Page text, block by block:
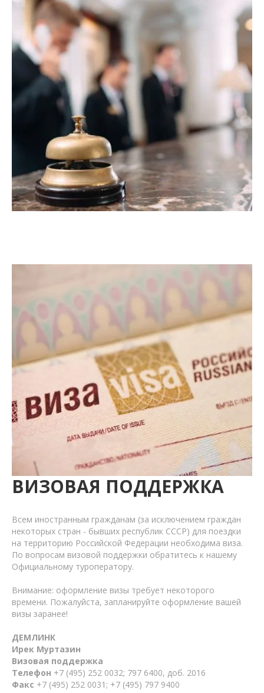
ВИЗОВАЯ ПОДДЕРЖКА
Всем иностранным гражданам (за исключением граждан
некоторых стран - бывших республик СССР) для поездки
на территорию Российской Федерации необходима виза.
По вопросам визовой поддержки обратитесь к нашему
Официальному туроператору.
Внимание: оформление визы требует некоторого
времени. Пожалуйста, запланируйте оформление вашей
визы заранее!
ДЕМЛИНК
Ирек Муртазин
Визовая поддержка
Телефон +7 (495) 252 0032; 797 6400, доб. 2016
Факс +7 (495) 252 0031; +7 (495) 797 9400